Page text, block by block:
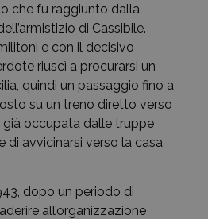
che fu raggiunto dalla
di Cassibile.
e con il decisivo
riuscì a procurarsi un
quindi un passaggio fino a
su un treno diretto verso
già occupata dalle truppe
di avvicinarsi verso la casa
dopo un periodo di
all’organizzazione